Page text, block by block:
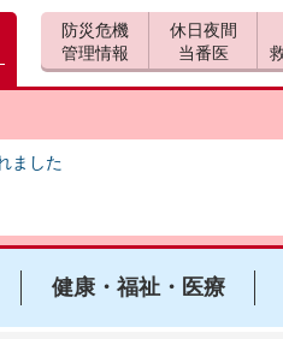
ました
防災危機
管理情報
休日夜間
当番医
健康・福祉・医療